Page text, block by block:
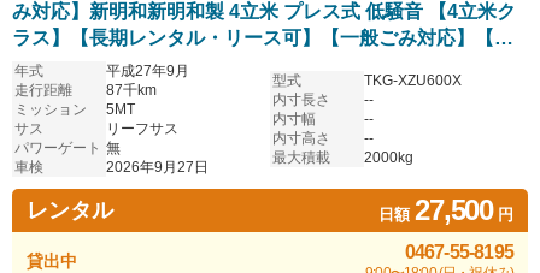
み対応】新明和新明和製 4立米 プレス式 低騒音 【4立米ク
ラス】【長期レンタル・リース可】【一般ごみ対応】【資
源ごみ対応】
年式
平成27年9月
走行距離
87千km
ミッション
5MT
サス
リーフサス
パワーゲート 無
車検
2026年9月27日
型式
TKG-XZU600X
内寸長さ
--
内寸幅
--
内寸高さ
--
最大積載
2000kg
レンタル 日額27,500円
貸出中 0467-55-8195